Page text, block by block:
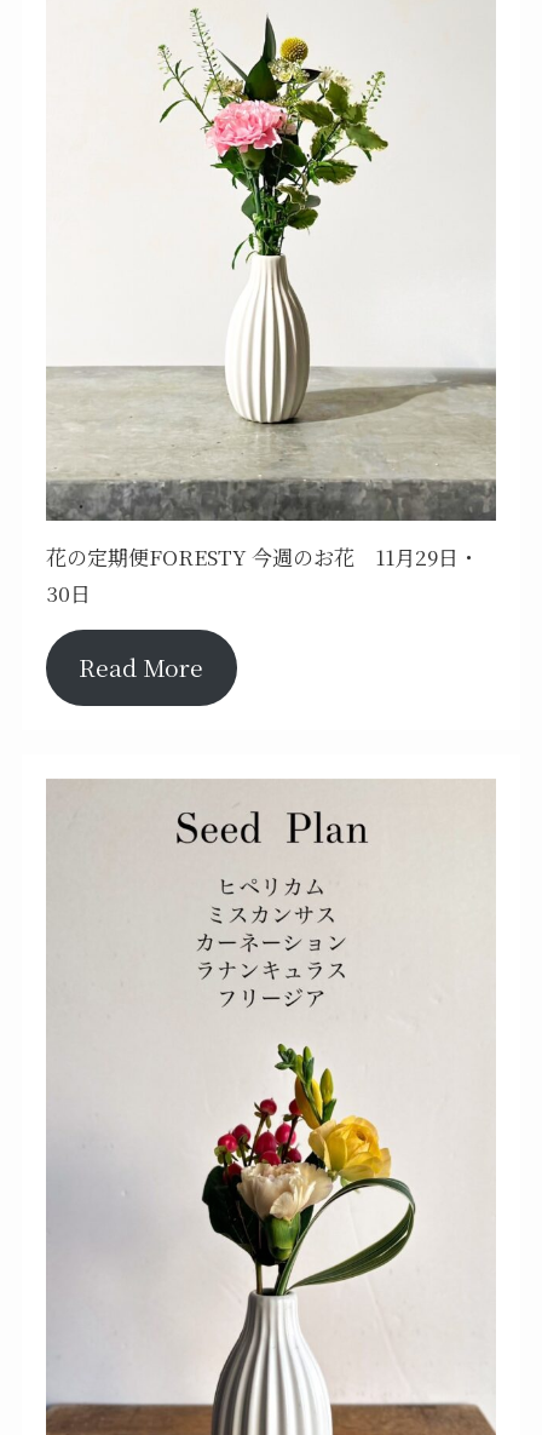
花の定期便FORESTY 今週のお花 11月29日・
30日
Read More